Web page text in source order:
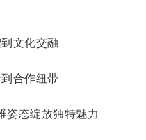
文化交融
合作纽带
姿态绽放独特魅力